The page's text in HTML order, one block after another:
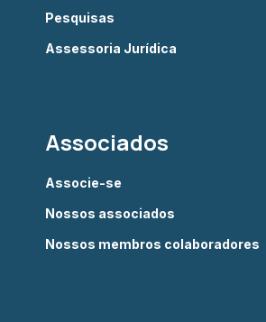
Pesquisas
Assessoria Jurídica
Associados
Associe-se
Nossos associados
Nossos membros colaboradores